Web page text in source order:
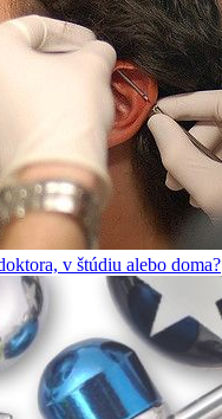
v štúdiu alebo doma?